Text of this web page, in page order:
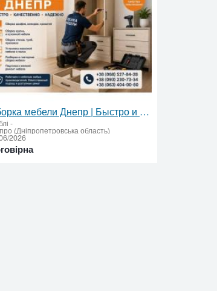
Сборка мебели Днепр | Быстро и качественно
-
(Дніпропетровська область)
2026